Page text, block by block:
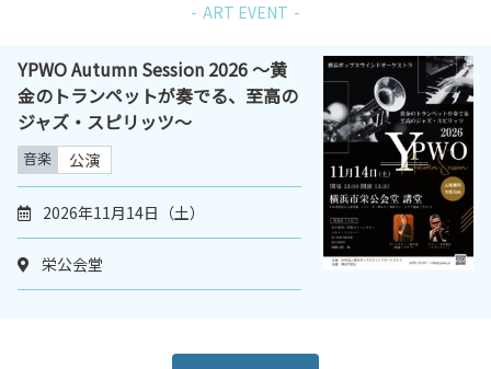
ART EVENT
YPWO Autumn Session 2026 〜黄
金のトランペットが奏でる、至高の
ジャズ・スピリッツ〜
音楽 公演
2026年11月14日（土）
栄公会堂